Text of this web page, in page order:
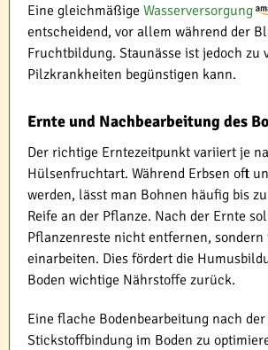
Eine gleichmäßige Wasserversorgung
entscheidend, vor allem während der
Fruchtbildung. Staunässe ist jedoch zu
Pilzkrankheiten begünstigen kann.
Ernte und Nachbearbeitung des
Der richtige Erntezeitpunkt variiert je
Hülsenfruchtart. Während Erbsen oft
werden, lässt man Bohnen häufig bis
Reife an der Pflanze. Nach der Ernte
Pflanzenreste nicht entfernen, sondern
einarbeiten. Dies fördert die
Boden wichtige Nährstoffe zurück.
Eine flache Bodenbearbeitung nach
Stickstoffbindung im Boden zu